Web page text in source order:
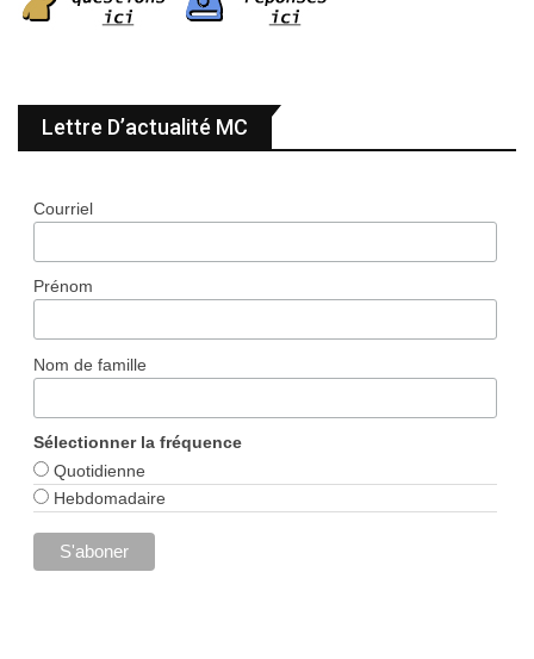
Lettre D’actualité MC
Courriel
Prénom
Nom de famille
Sélectionner la fréquence
Quotidienne
Hebdomadaire